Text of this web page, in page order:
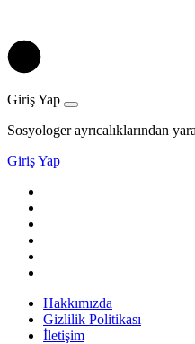
Giriş Yap
Sosyologer ayrıcalıklarından
Giriş Yap
Hakkımızda
Gizlilik Politikası
İletişim